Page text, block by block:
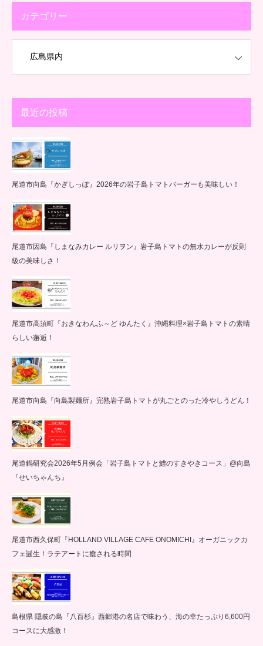
カテゴリー
最近の投稿
尾道市向島『かぎしっぽ』2026年の岩子島トマトバーガーも美味しい！
尾道市因島『しまなみカレー ルリヲン』岩子島トマトの無水カレーが反則
級の美味しさ！
尾道市高須町『おきなわんふ～ど ゆんたく』沖縄料理×岩子島トマトの素晴
らしい邂逅！
尾道市向島『向島製麺所』完熟岩子島トマトが丸ごとのった冷やしうどん！
尾道鍋研究会2026年5月例会「岩子島トマトと鱧のすきやきコース」@向島
『せいちゃんち』
尾道市西久保町『HOLLAND VILLAGE CAFE ONOMICHI』オーガニックカ
フェ誕生！ラテアートに癒される時間
島根県 隠岐の島『八百杉』西郷港の名店で味わう、海の幸たっぷり6,600円
コースに大感激！